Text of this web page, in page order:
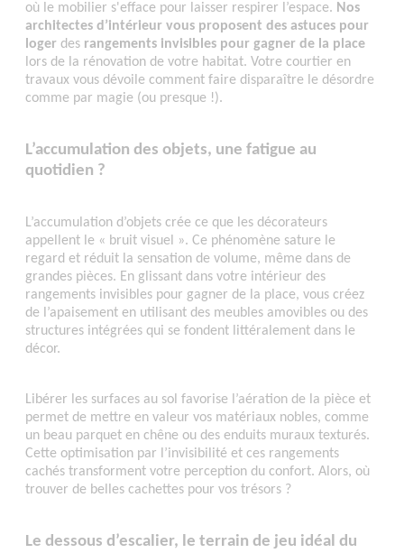
où le mobilier s'efface pour laisser respirer l’espace. Nos
architectes d’intérieur vous proposent des astuces pour
loger des rangements invisibles pour gagner de la place
lors de la rénovation de votre habitat. Votre courtier en
travaux vous dévoile comment faire disparaître le désordre
comme par magie (ou presque !).
L’accumulation des objets, une fatigue au
quotidien ?
L’accumulation d’objets crée ce que les décorateurs
appellent le « bruit visuel ». Ce phénomène sature le
regard et réduit la sensation de volume, même dans de
grandes pièces. En glissant dans votre intérieur des
rangements invisibles pour gagner de la place, vous créez
de l’apaisement en utilisant des meubles amovibles ou des
structures intégrées qui se fondent littéralement dans le
décor.
Libérer les surfaces au sol favorise l’aération de la pièce et
permet de mettre en valeur vos matériaux nobles, comme
un beau parquet en chêne ou des enduits muraux texturés.
Cette optimisation par l’invisibilité et ces rangements
cachés transforment votre perception du confort. Alors, où
trouver de belles cachettes pour vos trésors ?
Le dessous d’escalier, le terrain de jeu idéal du